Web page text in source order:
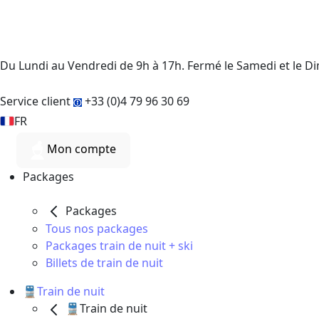
Du Lundi au Vendredi de 9h à 17h. Fermé le Samedi et le
Service client
+33 (0)4 79 96 30 69
FR
Mon compte
Packages
Packages
Tous nos packages
Packages train de nuit + ski
Billets de train de nuit
🚆Train de nuit
🚆Train de nuit